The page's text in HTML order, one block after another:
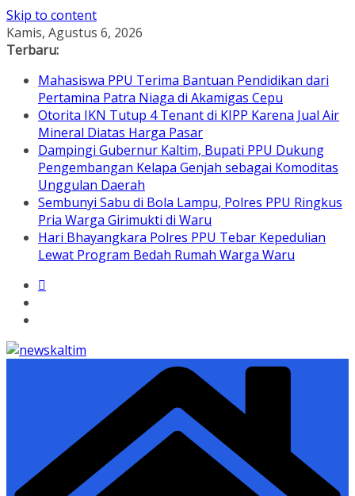
Skip to content
Kamis, Agustus 6, 2026
Terbaru:
Mahasiswa PPU Terima Bantuan Pendidikan dari
Pertamina Patra Niaga di Akamigas Cepu
Otorita IKN Tutup 4 Tenant di KIPP Karena Jual Air
Mineral Diatas Harga Pasar
Dampingi Gubernur Kaltim, Bupati PPU Dukung
Pengembangan Kelapa Genjah sebagai Komoditas
Unggulan Daerah
Sembunyi Sabu di Bola Lampu, Polres PPU Ringkus
Pria Warga Girimukti di Waru
Hari Bhayangkara Polres PPU Tebar Kepedulian
Lewat Program Bedah Rumah Warga Waru